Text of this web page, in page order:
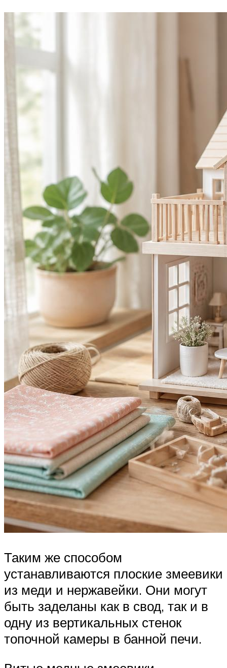
Таким же способом
устанавливаются плоские змеевики
из меди и нержавейки. Они могут
быть заделаны как в свод, так и в
одну из вертикальных стенок
топочной камеры в банной печи.